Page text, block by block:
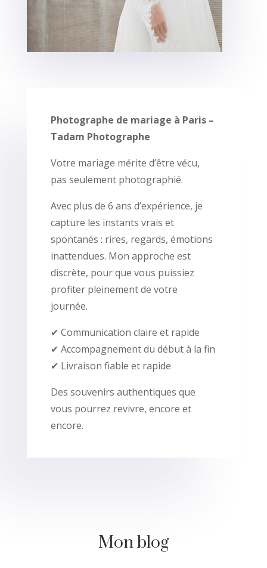
Photographe de mariage à Paris –
Tadam Photographe
Votre mariage mérite d’être vécu,
pas seulement photographié.
Avec plus de 6 ans d’expérience, je
capture les instants vrais et
spontanés : rires, regards, émotions
inattendues. Mon approche est
discrète, pour que vous puissiez
profiter pleinement de votre
journée.
✔ Communication claire et rapide
✔ Accompagnement du début à la fin
✔ Livraison fiable et rapide
Des souvenirs authentiques que
vous pourrez revivre, encore et
encore.
Mon blog